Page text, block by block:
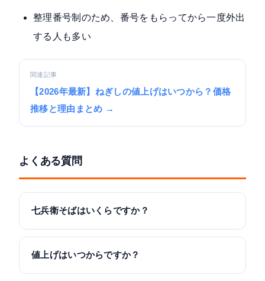
整理番号制のため、番号をもらってから一度外出
する人も多い
関連記事
【2026年最新】ねぎしの値上げはいつから？価格
推移と理由まとめ →
よくある質問
七兵衛そばはいくらですか？
値上げはいつからですか？